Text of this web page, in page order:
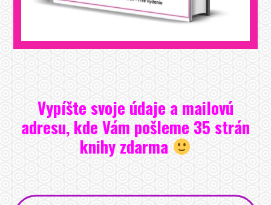
Vypíšte svoje údaje a mailovú
adresu, kde Vám pošleme 35 strán
knihy zdarma